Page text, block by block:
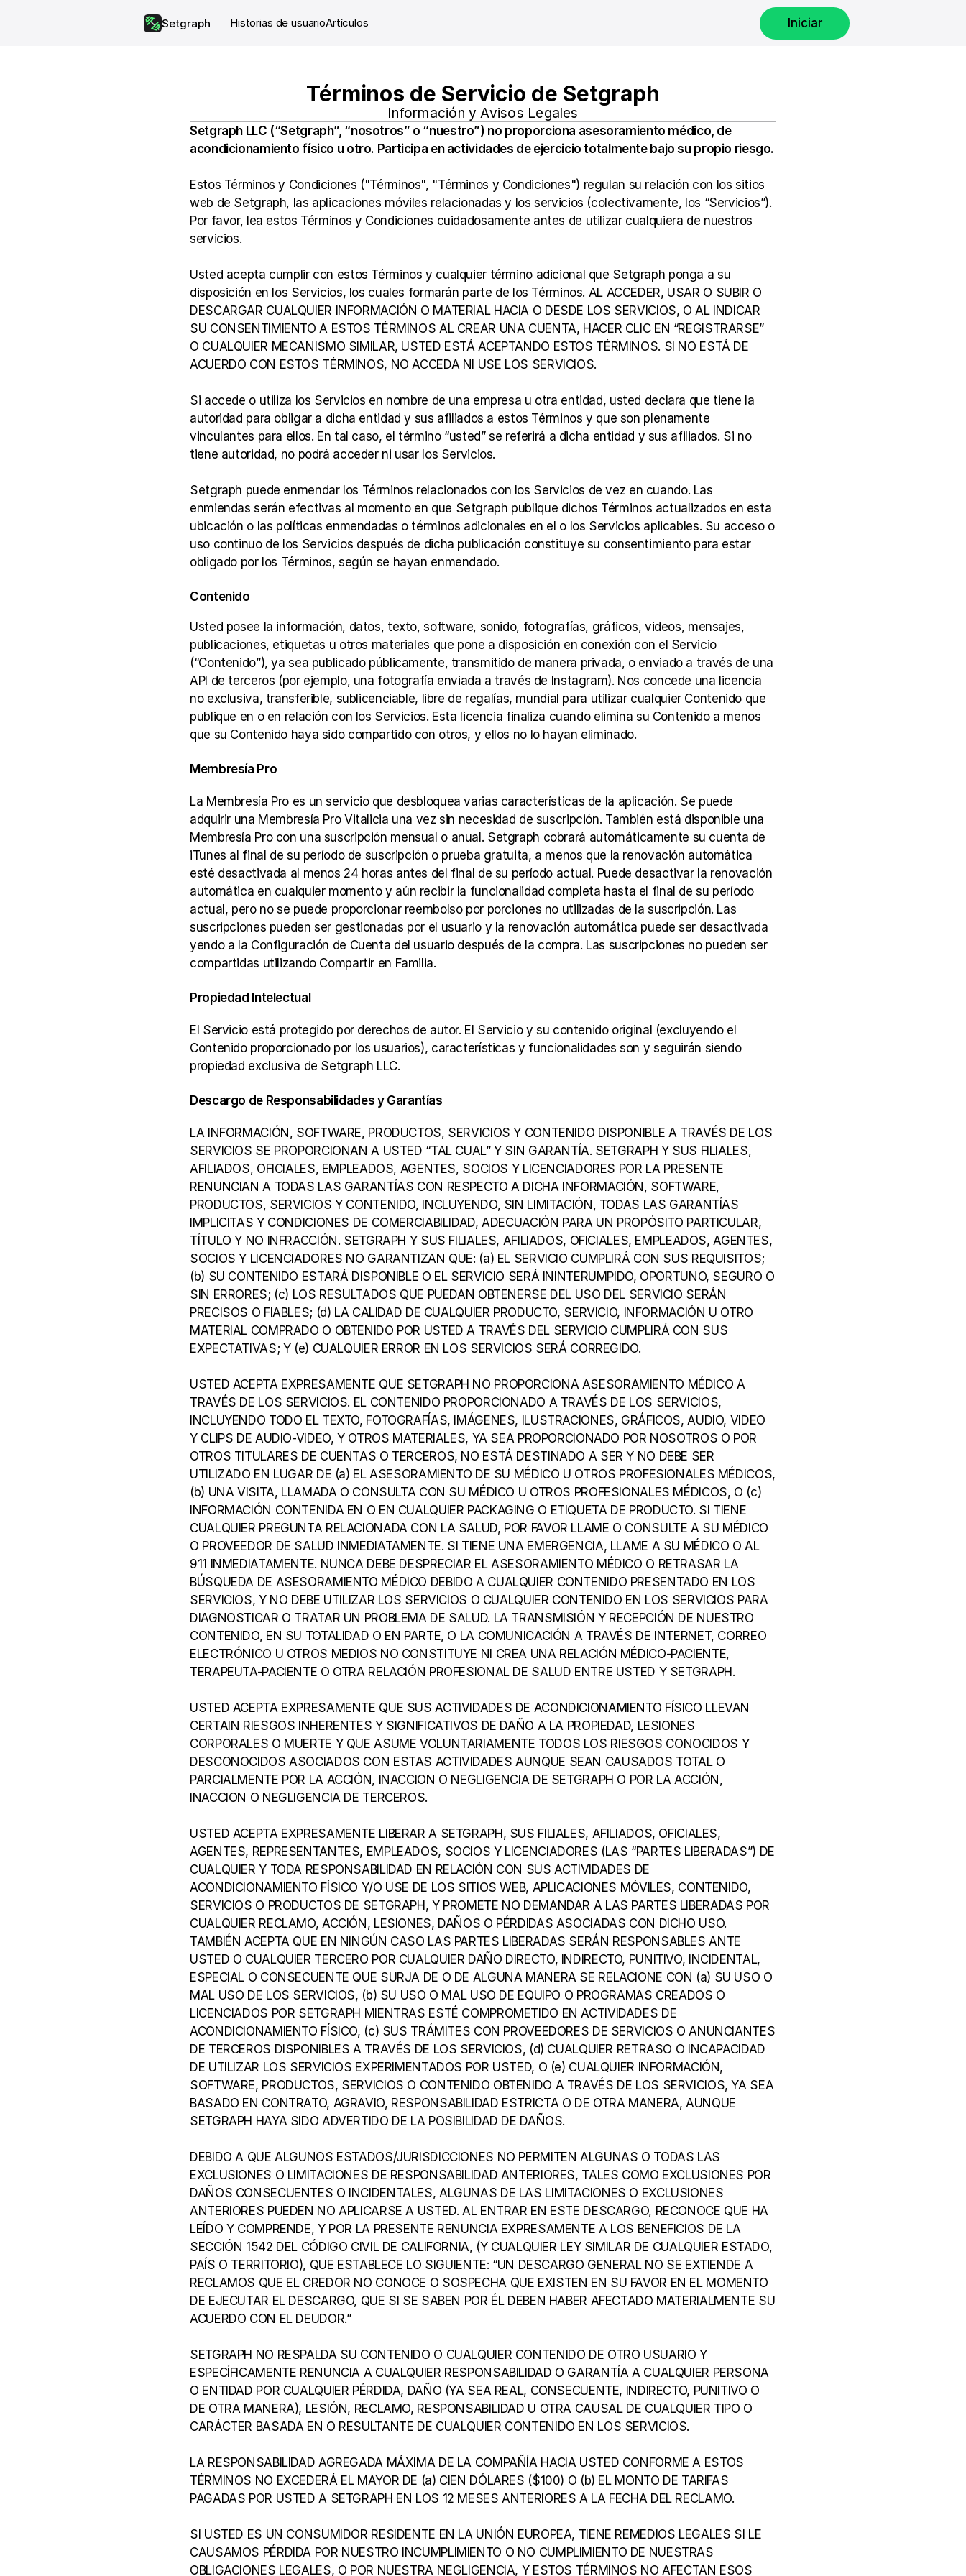
Setgraph Historias de usuarioArtículos Iniciar
Términos de Servicio de Setgraph
Información y Avisos Legales
Setgraph LLC (“Setgraph”, “nosotros” o “nuestro”) no proporciona asesoramiento médico, de
acondicionamiento físico u otro. Participa en actividades de ejercicio totalmente bajo su propio riesgo.
Estos Términos y Condiciones ("Términos", "Términos y Condiciones") regulan su relación con los sitios
web de Setgraph, las aplicaciones móviles relacionadas y los servicios (colectivamente, los “Servicios”).
Por favor, lea estos Términos y Condiciones cuidadosamente antes de utilizar cualquiera de nuestros
servicios.
Usted acepta cumplir con estos Términos y cualquier término adicional que Setgraph ponga a su
disposición en los Servicios, los cuales formarán parte de los Términos. AL ACCEDER, USAR O SUBIR O
DESCARGAR CUALQUIER INFORMACIÓN O MATERIAL HACIA O DESDE LOS SERVICIOS, O AL INDICAR
SU CONSENTIMIENTO A ESTOS TÉRMINOS AL CREAR UNA CUENTA, HACER CLIC EN “REGISTRARSE”
O CUALQUIER MECANISMO SIMILAR, USTED ESTÁ ACEPTANDO ESTOS TÉRMINOS. SI NO ESTÁ DE
ACUERDO CON ESTOS TÉRMINOS, NO ACCEDA NI USE LOS SERVICIOS.
Si accede o utiliza los Servicios en nombre de una empresa u otra entidad, usted declara que tiene la
autoridad para obligar a dicha entidad y sus afiliados a estos Términos y que son plenamente
vinculantes para ellos. En tal caso, el término “usted” se referirá a dicha entidad y sus afiliados. Si no
tiene autoridad, no podrá acceder ni usar los Servicios.
Setgraph puede enmendar los Términos relacionados con los Servicios de vez en cuando. Las
enmiendas serán efectivas al momento en que Setgraph publique dichos Términos actualizados en esta
ubicación o las políticas enmendadas o términos adicionales en el o los Servicios aplicables. Su acceso o
uso continuo de los Servicios después de dicha publicación constituye su consentimiento para estar
obligado por los Términos, según se hayan enmendado.
Contenido
Usted posee la información, datos, texto, software, sonido, fotografías, gráficos, videos, mensajes,
publicaciones, etiquetas u otros materiales que pone a disposición en conexión con el Servicio
(“Contenido”), ya sea publicado públicamente, transmitido de manera privada, o enviado a través de una
API de terceros (por ejemplo, una fotografía enviada a través de Instagram). Nos concede una licencia
no exclusiva, transferible, sublicenciable, libre de regalías, mundial para utilizar cualquier Contenido que
publique en o en relación con los Servicios. Esta licencia finaliza cuando elimina su Contenido a menos
que su Contenido haya sido compartido con otros, y ellos no lo hayan eliminado.
Membresía Pro
La Membresía Pro es un servicio que desbloquea varias características de la aplicación. Se puede
adquirir una Membresía Pro Vitalicia una vez sin necesidad de suscripción. También está disponible una
Membresía Pro con una suscripción mensual o anual. Setgraph cobrará automáticamente su cuenta de
iTunes al final de su período de suscripción o prueba gratuita, a menos que la renovación automática
esté desactivada al menos 24 horas antes del final de su período actual. Puede desactivar la renovación
automática en cualquier momento y aún recibir la funcionalidad completa hasta el final de su período
actual, pero no se puede proporcionar reembolso por porciones no utilizadas de la suscripción. Las
suscripciones pueden ser gestionadas por el usuario y la renovación automática puede ser desactivada
yendo a la Configuración de Cuenta del usuario después de la compra. Las suscripciones no pueden ser
compartidas utilizando Compartir en Familia.
Propiedad Intelectual
El Servicio está protegido por derechos de autor. El Servicio y su contenido original (excluyendo el
Contenido proporcionado por los usuarios), características y funcionalidades son y seguirán siendo
propiedad exclusiva de Setgraph LLC.
Descargo de Responsabilidades y Garantías
LA INFORMACIÓN, SOFTWARE, PRODUCTOS, SERVICIOS Y CONTENIDO DISPONIBLE A TRAVÉS DE LOS
SERVICIOS SE PROPORCIONAN A USTED “TAL CUAL” Y SIN GARANTÍA. SETGRAPH Y SUS FILIALES,
AFILIADOS, OFICIALES, EMPLEADOS, AGENTES, SOCIOS Y LICENCIADORES POR LA PRESENTE
RENUNCIAN A TODAS LAS GARANTÍAS CON RESPECTO A DICHA INFORMACIÓN, SOFTWARE,
PRODUCTOS, SERVICIOS Y CONTENIDO, INCLUYENDO, SIN LIMITACIÓN, TODAS LAS GARANTÍAS
IMPLICITAS Y CONDICIONES DE COMERCIABILIDAD, ADECUACIÓN PARA UN PROPÓSITO PARTICULAR,
TÍTULO Y NO INFRACCIÓN. SETGRAPH Y SUS FILIALES, AFILIADOS, OFICIALES, EMPLEADOS, AGENTES,
SOCIOS Y LICENCIADORES NO GARANTIZAN QUE: (a) EL SERVICIO CUMPLIRÁ CON SUS REQUISITOS;
(b) SU CONTENIDO ESTARÁ DISPONIBLE O EL SERVICIO SERÁ ININTERUMPIDO, OPORTUNO, SEGURO O
SIN ERRORES; (c) LOS RESULTADOS QUE PUEDAN OBTENERSE DEL USO DEL SERVICIO SERÁN
PRECISOS O FIABLES; (d) LA CALIDAD DE CUALQUIER PRODUCTO, SERVICIO, INFORMACIÓN U OTRO
MATERIAL COMPRADO O OBTENIDO POR USTED A TRAVÉS DEL SERVICIO CUMPLIRÁ CON SUS
EXPECTATIVAS; Y (e) CUALQUIER ERROR EN LOS SERVICIOS SERÁ CORREGIDO.
USTED ACEPTA EXPRESAMENTE QUE SETGRAPH NO PROPORCIONA ASESORAMIENTO MÉDICO A
TRAVÉS DE LOS SERVICIOS. EL CONTENIDO PROPORCIONADO A TRAVÉS DE LOS SERVICIOS,
INCLUYENDO TODO EL TEXTO, FOTOGRAFÍAS, IMÁGENES, ILUSTRACIONES, GRÁFICOS, AUDIO, VIDEO
Y CLIPS DE AUDIO-VIDEO, Y OTROS MATERIALES, YA SEA PROPORCIONADO POR NOSOTROS O POR
OTROS TITULARES DE CUENTAS O TERCEROS, NO ESTÁ DESTINADO A SER Y NO DEBE SER
UTILIZADO EN LUGAR DE (a) EL ASESORAMIENTO DE SU MÉDICO U OTROS PROFESIONALES MÉDICOS,
(b) UNA VISITA, LLAMADA O CONSULTA CON SU MÉDICO U OTROS PROFESIONALES MÉDICOS, O (c)
INFORMACIÓN CONTENIDA EN O EN CUALQUIER PACKAGING O ETIQUETA DE PRODUCTO. SI TIENE
CUALQUIER PREGUNTA RELACIONADA CON LA SALUD, POR FAVOR LLAME O CONSULTE A SU MÉDICO
O PROVEEDOR DE SALUD INMEDIATAMENTE. SI TIENE UNA EMERGENCIA, LLAME A SU MÉDICO O AL
911 INMEDIATAMENTE. NUNCA DEBE DESPRECIAR EL ASESORAMIENTO MÉDICO O RETRASAR LA
BÚSQUEDA DE ASESORAMIENTO MÉDICO DEBIDO A CUALQUIER CONTENIDO PRESENTADO EN LOS
SERVICIOS, Y NO DEBE UTILIZAR LOS SERVICIOS O CUALQUIER CONTENIDO EN LOS SERVICIOS PARA
DIAGNOSTICAR O TRATAR UN PROBLEMA DE SALUD. LA TRANSMISIÓN Y RECEPCIÓN DE NUESTRO
CONTENIDO, EN SU TOTALIDAD O EN PARTE, O LA COMUNICACIÓN A TRAVÉS DE INTERNET, CORREO
ELECTRÓNICO U OTROS MEDIOS NO CONSTITUYE NI CREA UNA RELACIÓN MÉDICO-PACIENTE,
TERAPEUTA-PACIENTE O OTRA RELACIÓN PROFESIONAL DE SALUD ENTRE USTED Y SETGRAPH.
USTED ACEPTA EXPRESAMENTE QUE SUS ACTIVIDADES DE ACONDICIONAMIENTO FÍSICO LLEVAN
CERTAIN RIESGOS INHERENTES Y SIGNIFICATIVOS DE DAÑO A LA PROPIEDAD, LESIONES
CORPORALES O MUERTE Y QUE ASUME VOLUNTARIAMENTE TODOS LOS RIESGOS CONOCIDOS Y
DESCONOCIDOS ASOCIADOS CON ESTAS ACTIVIDADES AUNQUE SEAN CAUSADOS TOTAL O
PARCIALMENTE POR LA ACCIÓN, INACCION O NEGLIGENCIA DE SETGRAPH O POR LA ACCIÓN,
INACCION O NEGLIGENCIA DE TERCEROS.
USTED ACEPTA EXPRESAMENTE LIBERAR A SETGRAPH, SUS FILIALES, AFILIADOS, OFICIALES,
AGENTES, REPRESENTANTES, EMPLEADOS, SOCIOS Y LICENCIADORES (LAS “PARTES LIBERADAS”) DE
CUALQUIER Y TODA RESPONSABILIDAD EN RELACIÓN CON SUS ACTIVIDADES DE
ACONDICIONAMIENTO FÍSICO Y/O USE DE LOS SITIOS WEB, APLICACIONES MÓVILES, CONTENIDO,
SERVICIOS O PRODUCTOS DE SETGRAPH, Y PROMETE NO DEMANDAR A LAS PARTES LIBERADAS POR
CUALQUIER RECLAMO, ACCIÓN, LESIONES, DAÑOS O PÉRDIDAS ASOCIADAS CON DICHO USO.
TAMBIÉN ACEPTA QUE EN NINGÚN CASO LAS PARTES LIBERADAS SERÁN RESPONSABLES ANTE
USTED O CUALQUIER TERCERO POR CUALQUIER DAÑO DIRECTO, INDIRECTO, PUNITIVO, INCIDENTAL,
ESPECIAL O CONSECUENTE QUE SURJA DE O DE ALGUNA MANERA SE RELACIONE CON (a) SU USO O
MAL USO DE LOS SERVICIOS, (b) SU USO O MAL USO DE EQUIPO O PROGRAMAS CREADOS O
LICENCIADOS POR SETGRAPH MIENTRAS ESTÉ COMPROMETIDO EN ACTIVIDADES DE
ACONDICIONAMIENTO FÍSICO, (c) SUS TRÁMITES CON PROVEEDORES DE SERVICIOS O ANUNCIANTES
DE TERCEROS DISPONIBLES A TRAVÉS DE LOS SERVICIOS, (d) CUALQUIER RETRASO O INCAPACIDAD
DE UTILIZAR LOS SERVICIOS EXPERIMENTADOS POR USTED, O (e) CUALQUIER INFORMACIÓN,
SOFTWARE, PRODUCTOS, SERVICIOS O CONTENIDO OBTENIDO A TRAVÉS DE LOS SERVICIOS, YA SEA
BASADO EN CONTRATO, AGRAVIO, RESPONSABILIDAD ESTRICTA O DE OTRA MANERA, AUNQUE
SETGRAPH HAYA SIDO ADVERTIDO DE LA POSIBILIDAD DE DAÑOS.
DEBIDO A QUE ALGUNOS ESTADOS/JURISDICCIONES NO PERMITEN ALGUNAS O TODAS LAS
EXCLUSIONES O LIMITACIONES DE RESPONSABILIDAD ANTERIORES, TALES COMO EXCLUSIONES POR
DAÑOS CONSECUENTES O INCIDENTALES, ALGUNAS DE LAS LIMITACIONES O EXCLUSIONES
ANTERIORES PUEDEN NO APLICARSE A USTED. AL ENTRAR EN ESTE DESCARGO, RECONOCE QUE HA
LEÍDO Y COMPRENDE, Y POR LA PRESENTE RENUNCIA EXPRESAMENTE A LOS BENEFICIOS DE LA
SECCIÓN 1542 DEL CÓDIGO CIVIL DE CALIFORNIA, (Y CUALQUIER LEY SIMILAR DE CUALQUIER ESTADO,
PAÍS O TERRITORIO), QUE ESTABLECE LO SIGUIENTE: “UN DESCARGO GENERAL NO SE EXTIENDE A
RECLAMOS QUE EL CREDOR NO CONOCE O SOSPECHA QUE EXISTEN EN SU FAVOR EN EL MOMENTO
DE EJECUTAR EL DESCARGO, QUE SI SE SABEN POR ÉL DEBEN HABER AFECTADO MATERIALMENTE SU
ACUERDO CON EL DEUDOR.”
SETGRAPH NO RESPALDA SU CONTENIDO O CUALQUIER CONTENIDO DE OTRO USUARIO Y
ESPECÍFICAMENTE RENUNCIA A CUALQUIER RESPONSABILIDAD O GARANTÍA A CUALQUIER PERSONA
O ENTIDAD POR CUALQUIER PÉRDIDA, DAÑO (YA SEA REAL, CONSECUENTE, INDIRECTO, PUNITIVO O
DE OTRA MANERA), LESIÓN, RECLAMO, RESPONSABILIDAD U OTRA CAUSAL DE CUALQUIER TIPO O
CARÁCTER BASADA EN O RESULTANTE DE CUALQUIER CONTENIDO EN LOS SERVICIOS.
LA RESPONSABILIDAD AGREGADA MÁXIMA DE LA COMPAÑÍA HACIA USTED CONFORME A ESTOS
TÉRMINOS NO EXCEDERÁ EL MAYOR DE (a) CIEN DÓLARES ($100) O (b) EL MONTO DE TARIFAS
PAGADAS POR USTED A SETGRAPH EN LOS 12 MESES ANTERIORES A LA FECHA DEL RECLAMO.
SI USTED ES UN CONSUMIDOR RESIDENTE EN LA UNIÓN EUROPEA, TIENE REMEDIOS LEGALES SI LE
CAUSAMOS PÉRDIDA POR NUESTRO INCUMPLIMIENTO O NO CUMPLIMIENTO DE NUESTRAS
OBLIGACIONES LEGALES, O POR NUESTRA NEGLIGENCIA, Y ESTOS TÉRMINOS NO AFECTAN ESOS